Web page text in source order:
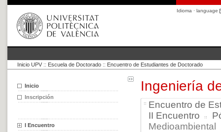
Idioma · language
Inicio UPV :: Escuela de Doctorado :: Encuentro de Estudiantes de Doctorado
Inicio
Inscripción
I Encuentro
Ingeniería
Encuentro de
II Encuentro
Medioambiental